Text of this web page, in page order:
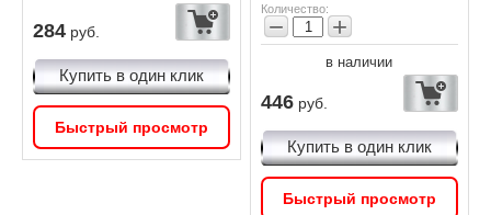
284 руб.
Купить в один клик
Быстрый просмотр
Количество:
− +
в наличии
446 руб.
Купить в один клик
Быстрый просмотр